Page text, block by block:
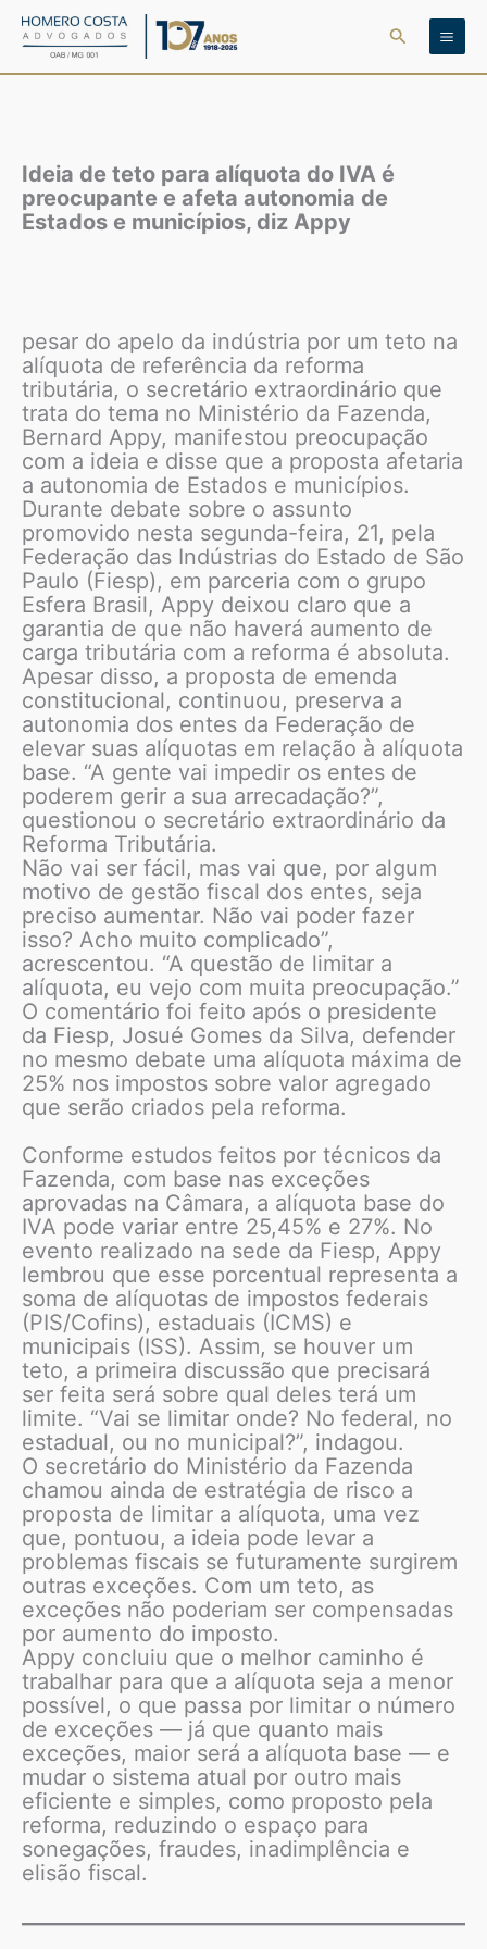
para
Pesquisar
Ideia de teto para alíquota do IVA é
preocupante e afeta autonomia de
Estados e municípios, diz Appy
pesar do apelo da indústria por um teto na
alíquota de referência da reforma
tributária, o secretário extraordinário que
trata do tema no Ministério da Fazenda,
Bernard Appy, manifestou preocupação
com a ideia e disse que a proposta afetaria
a autonomia de Estados e municípios.
Durante debate sobre o assunto
promovido nesta segunda-feira, 21, pela
Federação das Indústrias do Estado de São
Paulo (Fiesp), em parceria com o grupo
Esfera Brasil, Appy deixou claro que a
garantia de que não haverá aumento de
carga tributária com a reforma é absoluta.
Apesar disso, a proposta de emenda
constitucional, continuou, preserva a
autonomia dos entes da Federação de
elevar suas alíquotas em relação à alíquota
base. “A gente vai impedir os entes de
poderem gerir a sua arrecadação?”,
questionou o secretário extraordinário da
Reforma Tributária.
Não vai ser fácil, mas vai que, por algum
motivo de gestão fiscal dos entes, seja
preciso aumentar. Não vai poder fazer
isso? Acho muito complicado”,
acrescentou. “A questão de limitar a
alíquota, eu vejo com muita preocupação.”
O comentário foi feito após o presidente
da Fiesp, Josué Gomes da Silva, defender
no mesmo debate uma alíquota máxima de
25% nos impostos sobre valor agregado
que serão criados pela reforma.
Conforme estudos feitos por técnicos da
Fazenda, com base nas exceções
aprovadas na Câmara, a alíquota base do
IVA pode variar entre 25,45% e 27%. No
evento realizado na sede da Fiesp, Appy
lembrou que esse porcentual representa a
soma de alíquotas de impostos federais
(PIS/Cofins), estaduais (ICMS) e
municipais (ISS). Assim, se houver um
teto, a primeira discussão que precisará
ser feita será sobre qual deles terá um
limite. “Vai se limitar onde? No federal, no
estadual, ou no municipal?”, indagou.
O secretário do Ministério da Fazenda
chamou ainda de estratégia de risco a
proposta de limitar a alíquota, uma vez
que, pontuou, a ideia pode levar a
problemas fiscais se futuramente surgirem
outras exceções. Com um teto, as
exceções não poderiam ser compensadas
por aumento do imposto.
Appy concluiu que o melhor caminho é
trabalhar para que a alíquota seja a menor
possível, o que passa por limitar o número
de exceções — já que quanto mais
exceções, maior será a alíquota base — e
mudar o sistema atual por outro mais
eficiente e simples, como proposto pela
reforma, reduzindo o espaço para
sonegações, fraudes, inadimplência e
elisão fiscal.